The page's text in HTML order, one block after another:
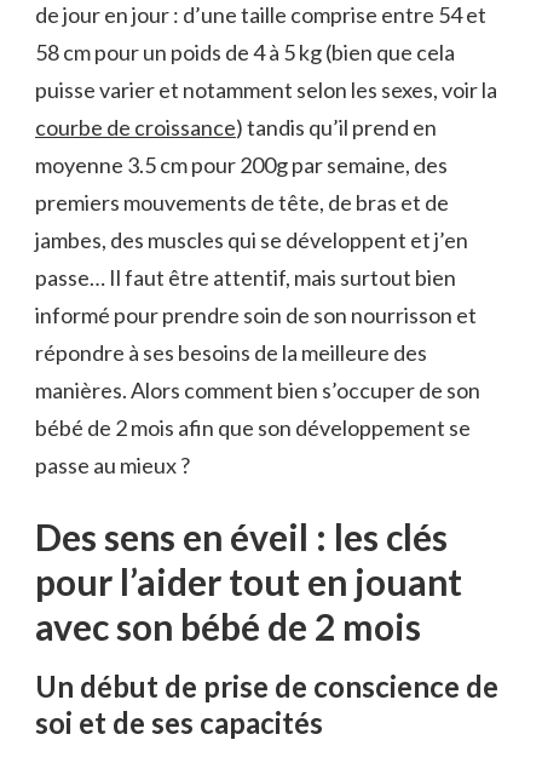
UN
DE
2
ÉPANOUI
de jour en jour : d’une taille comprise entre 54 et
58 cm pour un poids de 4 à 5 kg (bien que cela
puisse varier et notamment selon les sexes, voir la
courbe de croissance) tandis qu’il prend en
moyenne 3.5 cm pour 200g par semaine, des
premiers mouvements de tête, de bras et de
jambes, des muscles qui se développent et j’en
passe… Il faut être attentif, mais surtout bien
informé pour prendre soin de son nourrisson et
répondre à ses besoins de la meilleure des
manières. Alors comment bien s’occuper de son
bébé de 2 mois afin que son développement se
passe au mieux ?
Des sens en éveil : les clés
pour l’aider tout en jouant
avec son bébé de 2 mois
Un début de prise de conscience de
soi et de ses capacités